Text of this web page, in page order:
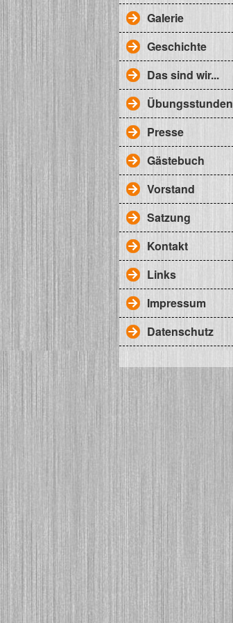
Galerie
Geschichte
Das sind wir...
Übungsstunden
Presse
Gästebuch
Vorstand
Satzung
Kontakt
Links
Impressum
Datenschutz